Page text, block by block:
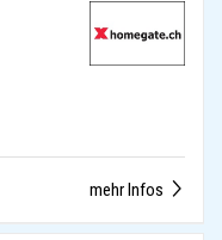
mehr Infos